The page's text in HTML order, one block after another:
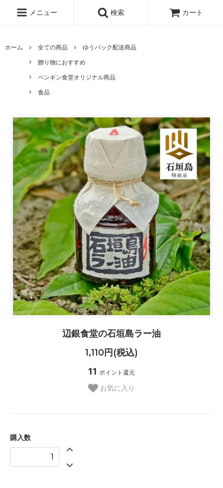
メニュー 検索 カート
ホーム 全ての商品
ゆうパック配送商品
贈り物におすすめ
ペンギン食堂オリジナル商品
食品
辺銀食堂の石垣島ラー油
1,110円(税込)
11 ポイント還元
お気に入り
購入数